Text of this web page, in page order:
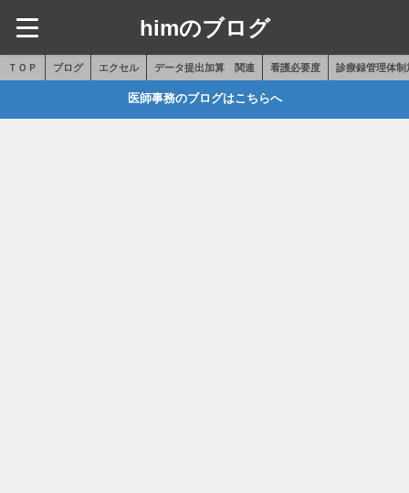
himのブログ
ＴＯＰ ブログ エクセル データ提出加算 関連 看護必要度 診療録管理体制
医師事務のブログはこちらへ